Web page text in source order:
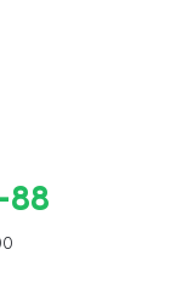
88